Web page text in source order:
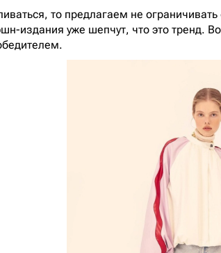
то предлагаем не
издания уже шепчут, что это тренд.